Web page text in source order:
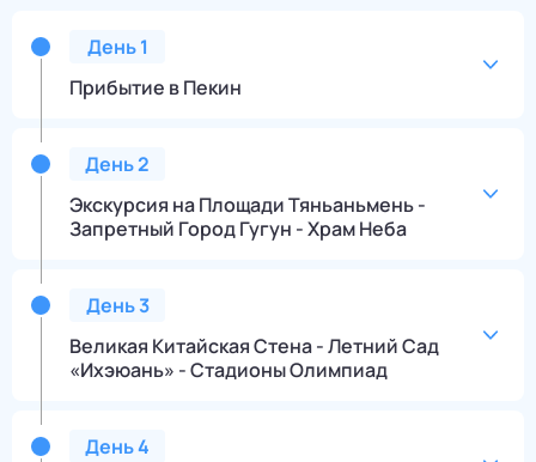
День1
Прибытие в Пекин
День2
Экскурсия на Площади Тяньаньмень -
Запретный Город Гугун - Храм Неба
День3
Великая Китайская Стена - Летний Сад
«Ихэюань» - Стадионы Олимпиад
День4